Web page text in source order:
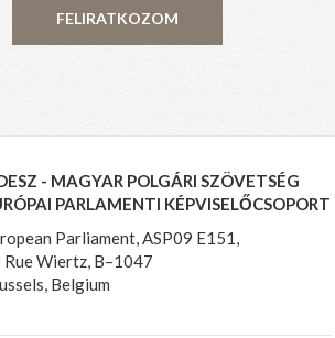
FELIRATKOZOM
- MAGYAR POLGÁRI SZÖVETSÉG
PARLAMENTI KÉPVISELŐCSOPORT
Parliament, ASP09 E151,
Rue Wiertz, B–1047
Belgium